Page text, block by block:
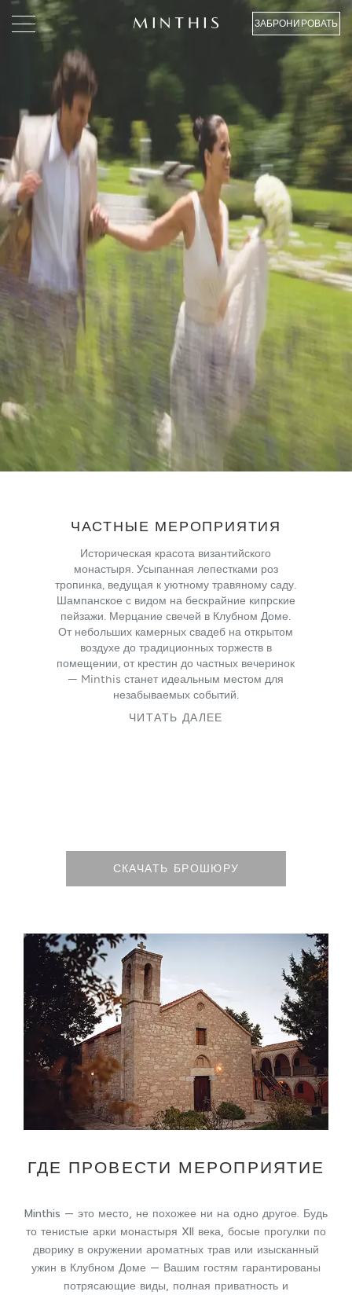
ЗАБРОНИРОВАТЬ
ЧАСТНЫЕ МЕРОПРИЯТИЯ
Историческая красота византийского
монастыря. Усыпанная лепестками роз
тропинка, ведущая к уютному травяному саду.
Шампанское с видом на бескрайние кипрские
пейзажи. Мерцание свечей в Клубном Доме.
От небольших камерных свадеб на открытом
воздухе до традиционных торжеств в
помещении, от крестин до частных вечеринок
— Minthis станет идеальным местом для
незабываемых событий.
ЧИТАТЬ ДАЛЕЕ
СКАЧАТЬ БРОШЮРУ
ГДЕ ПРОВЕСТИ МЕРОПРИЯТИЕ
Minthis — это место, не похожее ни на одно другое. Будь
то тенистые арки монастыря XII века, босые прогулки по
дворику в окружении ароматных трав или изысканный
ужин в Клубном Доме — Вашим гостям гарантированы
потрясающие виды, полная приватность и